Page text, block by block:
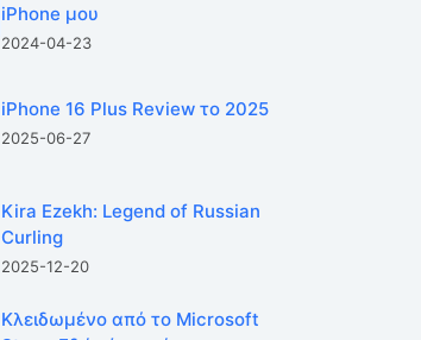
iPhone μου
2024-04-23
iPhone 16 Plus Review το 2025
2025-06-27
Kira Ezekh: Legend of Russian
Curling
2025-12-20
Κλειδωμένο από το Microsoft